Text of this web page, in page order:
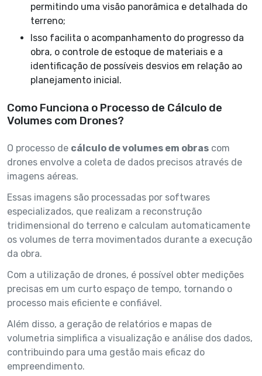
permitindo uma visão panorâmica e detalhada do
terreno;
Isso facilita o acompanhamento do progresso da
obra, o controle de estoque de materiais e a
identificação de possíveis desvios em relação ao
planejamento inicial.
Como Funciona o Processo de Cálculo de
Volumes com Drones?
O processo de cálculo de volumes em obras com
drones envolve a coleta de dados precisos através de
imagens aéreas.
Essas imagens são processadas por softwares
especializados, que realizam a reconstrução
tridimensional do terreno e calculam automaticamente
os volumes de terra movimentados durante a execução
da obra.
Com a utilização de drones, é possível obter medições
precisas em um curto espaço de tempo, tornando o
processo mais eficiente e confiável.
Além disso, a geração de relatórios e mapas de
volumetria simplifica a visualização e análise dos dados,
contribuindo para uma gestão mais eficaz do
empreendimento.